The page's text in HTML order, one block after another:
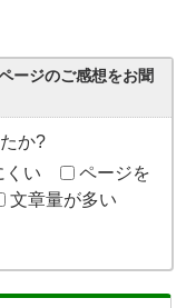
ージのご感想をお聞
か?
くい
ページを
文章量が多い